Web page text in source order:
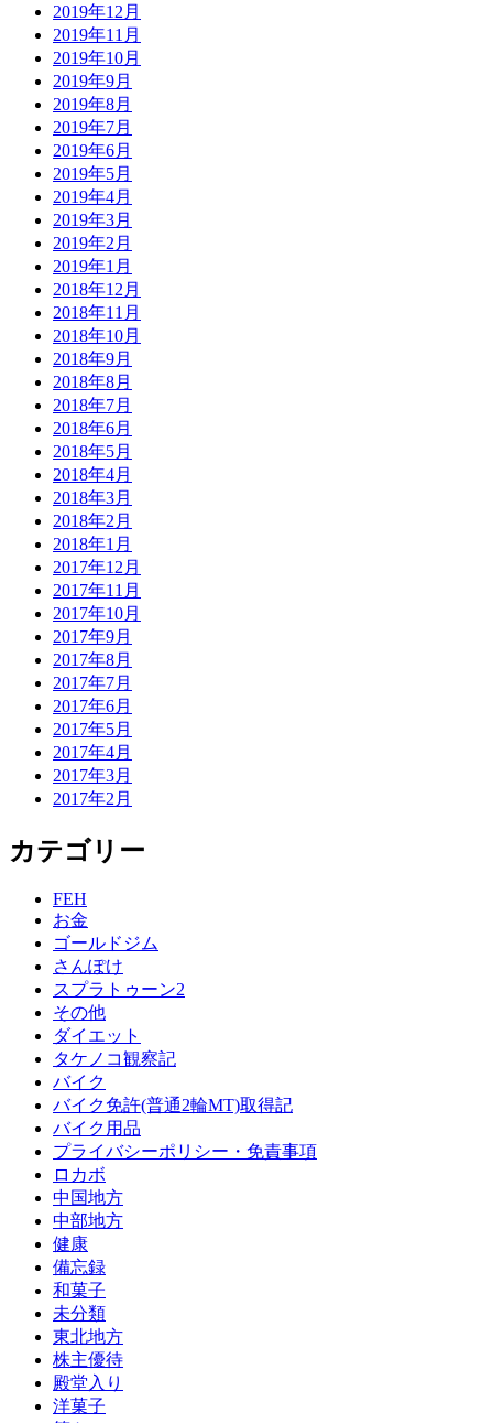
2019年12月
2019年11月
2019年10月
2019年9月
2019年8月
2019年7月
2019年6月
2019年5月
2019年4月
2019年3月
2019年2月
2019年1月
2018年12月
2018年11月
2018年10月
2018年9月
2018年8月
2018年7月
2018年6月
2018年5月
2018年4月
2018年3月
2018年2月
2018年1月
2017年12月
2017年11月
2017年10月
2017年9月
2017年8月
2017年7月
2017年6月
2017年5月
2017年4月
2017年3月
2017年2月
カテゴリー
FEH
お金
ゴールドジム
さんぽけ
スプラトゥーン2
その他
ダイエット
タケノコ観察記
バイク
バイク免許(普通2輪MT)取得記
バイク用品
プライバシーポリシー・免責事項
ロカボ
中国地方
中部地方
健康
備忘録
和菓子
未分類
東北地方
株主優待
殿堂入り
洋菓子